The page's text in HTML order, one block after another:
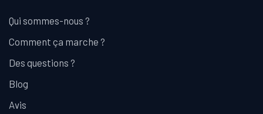
Qui sommes-nous ?
Comment ça marche ?
Des questions ?
Blog
Avis